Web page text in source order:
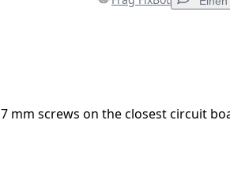
mm screws on the closest circuit